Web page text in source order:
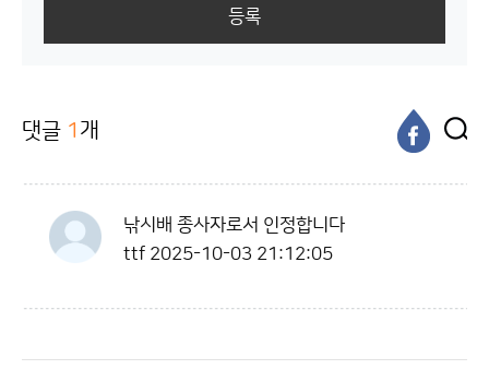
등록
댓글 1 개
낚시배 종사자로서 인정합니다
ttf 2025-10-03 21:12:05